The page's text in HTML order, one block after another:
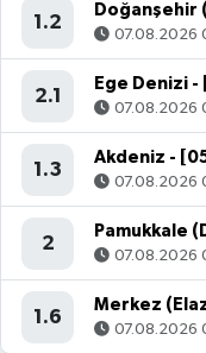
1.2
Doğanşehir
07.08.2026
2.1
Ege Denizi -
07.08.2026
1.3
Akdeniz -
07.08.2026
2
Pamukkale
07.08.2026
1.6
Merkez
07.08.2026